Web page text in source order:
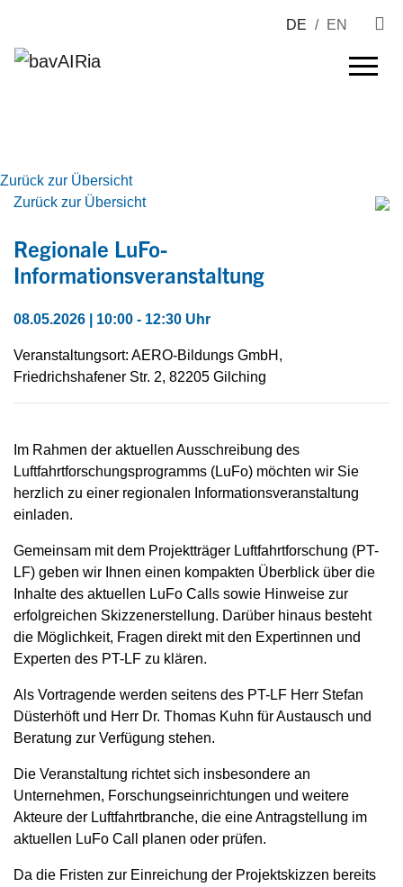
DE / EN
Zurück zur Übersicht
Regionale LuFo-
Informationsveranstaltung
08.05.2026 | 10:00 - 12:30 Uhr
Veranstaltungsort: AERO-Bildungs GmbH,
Friedrichshafener Str. 2, 82205 Gilching
Im Rahmen der aktuellen Ausschreibung des
Luftfahrtforschungsprogramms (LuFo) möchten wir Sie
herzlich zu einer regionalen Informationsveranstaltung
einladen.
Gemeinsam mit dem Projektträger Luftfahrtforschung (PT-
LF) geben wir Ihnen einen kompakten Überblick über die
Inhalte des aktuellen LuFo Calls sowie Hinweise zur
erfolgreichen Skizzenerstellung. Darüber hinaus besteht
die Möglichkeit, Fragen direkt mit den Expertinnen und
Experten des PT-LF zu klären.
Als Vortragende werden seitens des PT-LF Herr Stefan
Düsterhöft und Herr Dr. Thomas Kuhn für Austausch und
Beratung zur Verfügung stehen.
Die Veranstaltung richtet sich insbesondere an
Unternehmen, Forschungseinrichtungen und weitere
Akteure der Luftfahrtbranche, die eine Antragstellung im
aktuellen LuFo Call planen oder prüfen.
Da die Fristen zur Einreichung der Projektskizzen bereits
Zurück zur Übersicht